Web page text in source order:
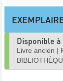
Disponible
Livre ancien |